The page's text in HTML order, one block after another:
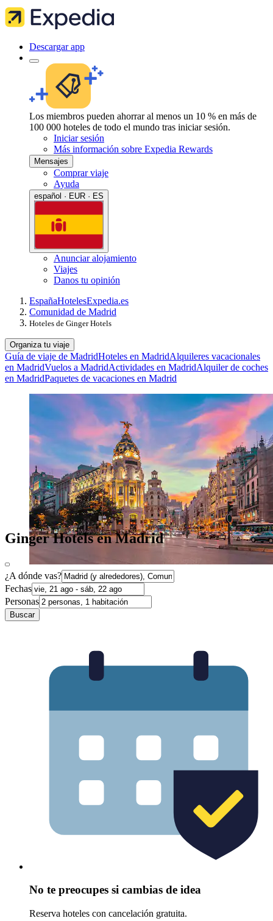
Descargar app
Los miembros pueden ahorrar al menos un 10 % en más de
100 000 hoteles de todo el mundo tras iniciar sesión.
Iniciar sesión
Más información sobre Expedia Rewards
Mensajes
Comprar viaje
Ayuda
español · EUR · ES
Anunciar alojamiento
Viajes
Danos tu opinión
EspañaHotelesExpedia.es
Comunidad de Madrid
Hoteles de Ginger Hotels
Organiza tu viaje
Guía de viaje de MadridHoteles en MadridAlquileres vacacionales
en MadridVuelos a MadridActividades en MadridAlquiler de coches
en MadridPaquetes de vacaciones en Madrid
Ginger Hotels en Madrid
¿A dónde vas?
Fechas
Personas
Buscar
No te preocupes si cambias de idea
Reserva hoteles con cancelación gratuita.